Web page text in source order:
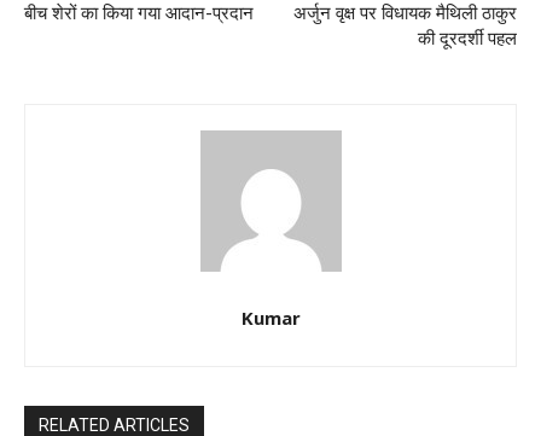
बीच शेरों का किया गया आदान-प्रदान
अर्जुन वृक्ष पर विधायक मैथिली ठाकुर
की दूरदर्शी पहल
Kumar
RELATED ARTICLES